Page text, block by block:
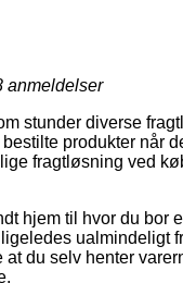
anmeldelser
stunder diverse
produkter når
fragtløsning ved
hjem til hvor du bor
ualmindeligt
du selv henter